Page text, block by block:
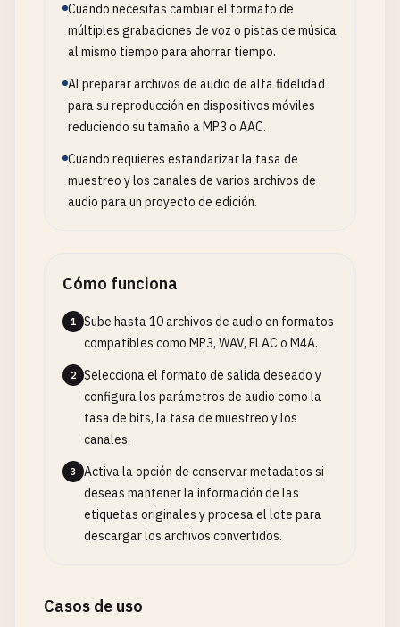
Cuando necesitas cambiar el formato de
múltiples grabaciones de voz o pistas de música
al mismo tiempo para ahorrar tiempo.
Al preparar archivos de audio de alta fidelidad
para su reproducción en dispositivos móviles
reduciendo su tamaño a MP3 o AAC.
Cuando requieres estandarizar la tasa de
muestreo y los canales de varios archivos de
audio para un proyecto de edición.
Cómo funciona
1
Sube hasta 10 archivos de audio en formatos
compatibles como MP3, WAV, FLAC o M4A.
2
Selecciona el formato de salida deseado y
configura los parámetros de audio como la
tasa de bits, la tasa de muestreo y los
canales.
3
Activa la opción de conservar metadatos si
deseas mantener la información de las
etiquetas originales y procesa el lote para
descargar los archivos convertidos.
Casos de uso